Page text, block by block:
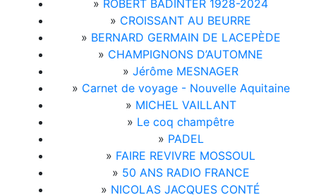
» ROBERT BADINTER 1928-2024
» CROISSANT AU BEURRE
» BERNARD GERMAIN DE LACEPÈDE
» CHAMPIGNONS D’AUTOMNE
» Jérôme MESNAGER
» Carnet de voyage - Nouvelle Aquitaine
» MICHEL VAILLANT
» Le coq champêtre
» PADEL
» FAIRE REVIVRE MOSSOUL
» 50 ANS RADIO FRANCE
» NICOLAS JACQUES CONTÉ